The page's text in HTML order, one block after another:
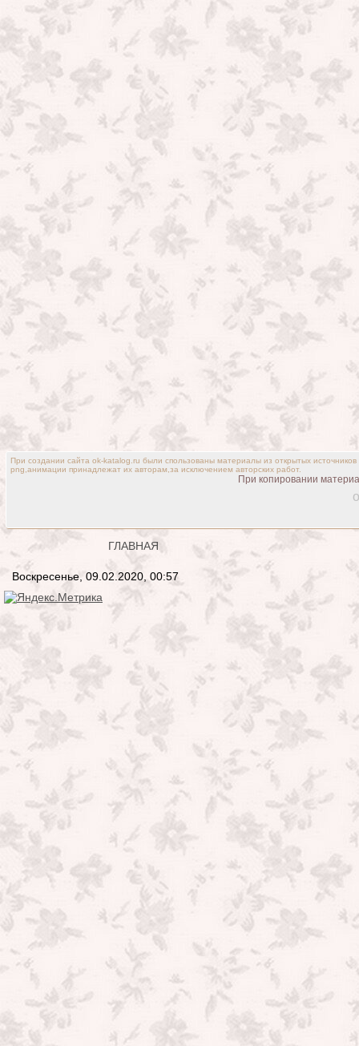
При создании сайта ok-katalog.ru были спользованы материалы из открытых
png,анимации принадлежат их авторам,за исключением авторских работ.
При копировании
ГЛАВНАЯ
Воскресенье, 09.02.2020, 00:57